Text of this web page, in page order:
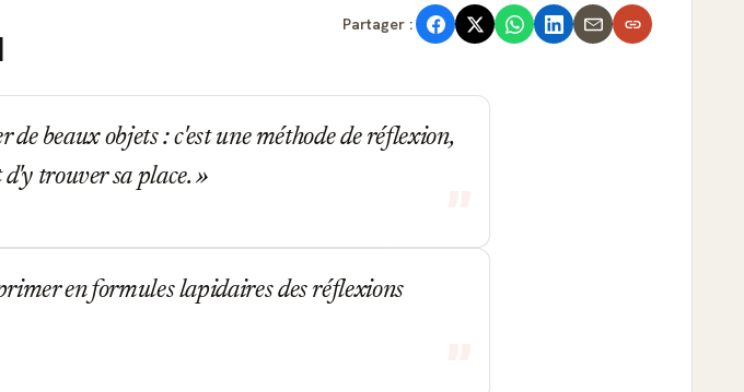
Partager :
beaux objets : c'est une méthode de réflexion,
d'y trouver sa place.
en formules lapidaires des réflexions